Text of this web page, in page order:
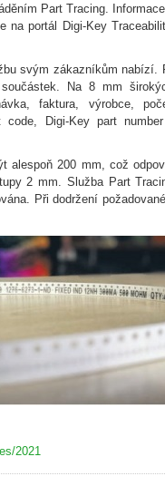
Part Tracing.
na portál Digi-Key
svým zákazníkům nabízí.
Na 8 mm
faktura, výrobce,
Digi-Key part
alespoň 200 mm, což
2 mm. Služba Part
Při dodržení
2021